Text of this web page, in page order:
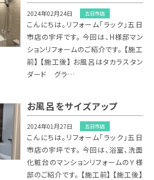
2024年02月24日 五日市店
こんにちは。リフォーム「ラック」五日
市店の宇坪です。 今回は、H様邸マン
ションリフォームのご紹介です。 【施工
前】 【施工後】 お風呂はタカラスタン
ダード グラ…
お風呂をサイズアップ
2024年01月27日 五日市店
こんにちは。リフォーム「ラック」五日
市店の宇坪です。 今回は、浴室、洗面
化粧台のマンションリフォームのＹ様
邸のご紹介です。 【施工前】 【施工後】